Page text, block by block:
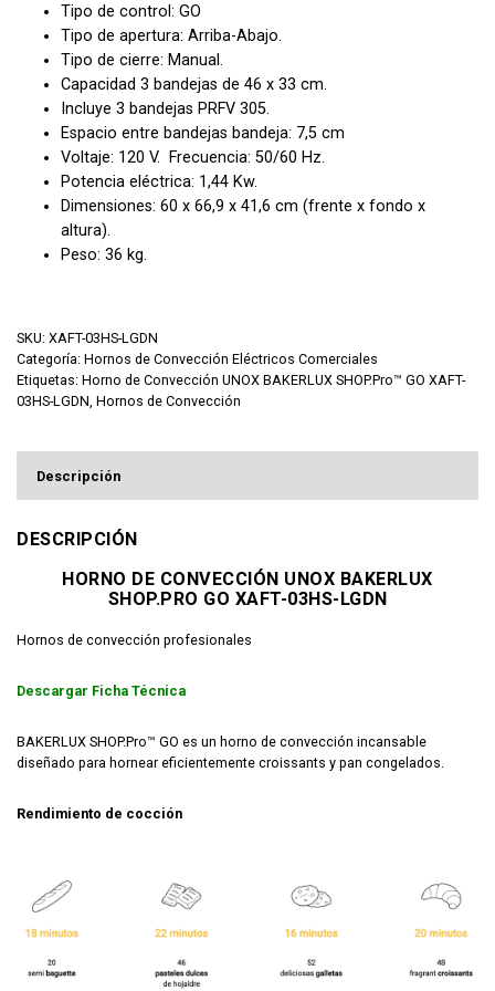
Tipo de control: GO
Tipo de apertura: Arriba-Abajo.
Tipo de cierre: Manual.
Capacidad 3 bandejas de 46 x 33 cm.
Incluye 3 bandejas PRFV 305.
Espacio entre bandejas bandeja: 7,5 cm
Voltaje: 120 V. Frecuencia: 50/60 Hz.
Potencia eléctrica: 1,44 Kw.
Dimensiones: 60 x 66,9 x 41,6 cm (frente x fondo x
altura).
Peso: 36 kg.
SKU: XAFT-03HS-LGDN
Categoría: Hornos de Convección Eléctricos Comerciales
Etiquetas: Horno de Convección UNOX BAKERLUX SHOP.Pro™ GO XAFT-
03HS-LGDN, Hornos de Convección
Descripción
DESCRIPCIÓN
HORNO DE CONVECCIÓN UNOX BAKERLUX
SHOP.PRO GO XAFT-03HS-LGDN
Hornos de convección profesionales
Descargar Ficha Técnica
BAKERLUX SHOP.Pro™ GO es un horno de convección incansable
diseñado para hornear eficientemente croissants y pan congelados.
Rendimiento de cocción